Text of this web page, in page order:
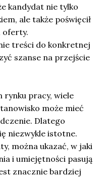
kandydat nie tylko
ale także poświęcił
oferty.
treści do konkretnej
szanse na przejście
rynku pracy, wiele
może mieć
Dlatego
niezwykle istotne.
można ukazać, w jaki
i umiejętności pasują
znacznie bardziej